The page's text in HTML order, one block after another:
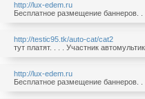
http://lux-edem.ru
Бесплатное размещение баннеров. .
http://testic95.tk/auto-cat/cat2
тут платят. . . . Участник
http://lux-edem.ru
Бесплатное размещение баннеров. .